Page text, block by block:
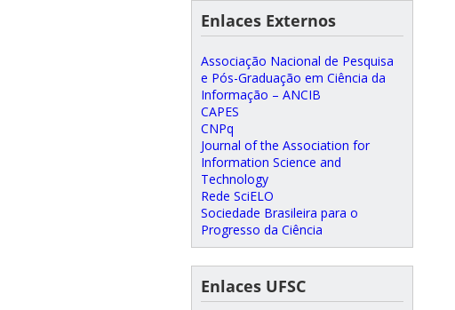
Enlaces Externos
Associação Nacional de Pesquisa
e Pós-Graduação em Ciência da
Informação – ANCIB
CAPES
CNPq
Journal of the Association for
Information Science and
Technology
Rede SciELO
Sociedade Brasileira para o
Progresso da Ciência
Enlaces UFSC